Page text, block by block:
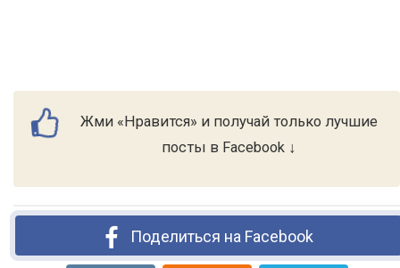
Жми «Нравится» и получай только лучшие
посты в Facebook ↓
Поделиться на Facebook